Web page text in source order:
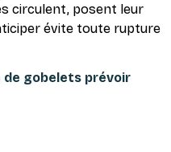
circulent, posent leur
évite toute rupture
de gobelets prévoir